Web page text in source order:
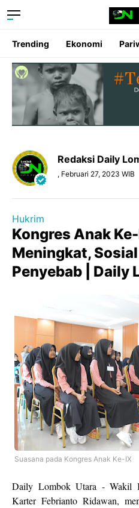
Trending Ekonomi
Redaksi Daily
, Februari 27, 2023 WIB
Hukrim
Kongres Anak
Meningkat,
Penyebab | Daily
Suasana pada Kongres Anak Ke-IX
Daily Lombok Utara - Wakil
Karter Febrianto Ridawan,